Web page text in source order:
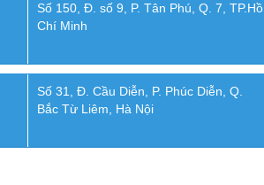
Số 150, Đ. số 9, P. Tân Phú, Q. 7, TP.Hồ
Chí Minh
Số 31, Đ. Cầu Diễn, P. Phúc Diễn, Q.
Bắc Từ Liêm, Hà Nội